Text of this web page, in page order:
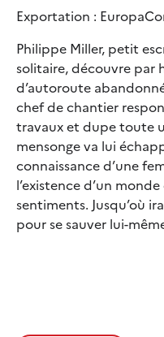
Exportation :
Philippe Miller, petit
solitaire, découvre par
d’autoroute
chef de chantier
travaux et dupe toute
mensonge va lui
connaissance d’une
l’existence d’un
sentiments. Jusqu’où
pour se sauver lui-